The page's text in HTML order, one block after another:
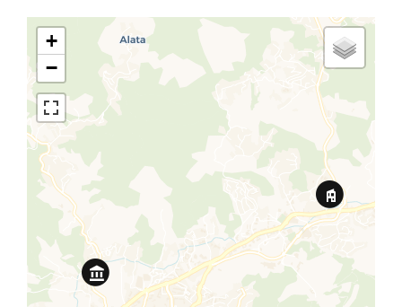
+
−